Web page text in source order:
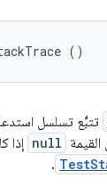
()
تتبُّع تسلسل
null إذا
.